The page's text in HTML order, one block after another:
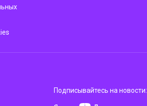
Подписывайтесь на новости: